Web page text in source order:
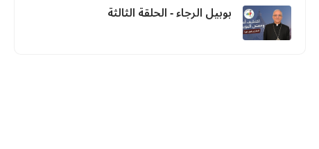
بوبيل الرجاء - الحلقة الثالثة